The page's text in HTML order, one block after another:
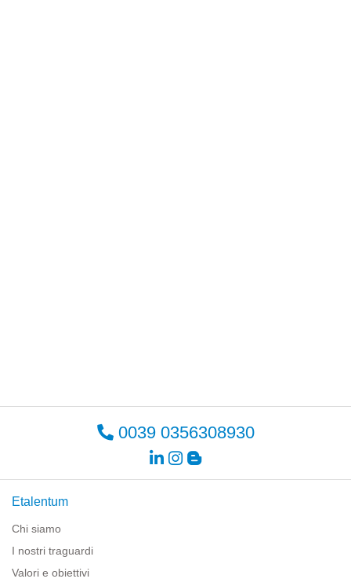
0039 0356308930
Etalentum
Chi siamo
I nostri traguardi
Valori e obiettivi